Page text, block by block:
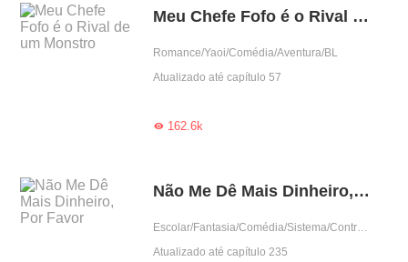
Meu Chefe Fofo é o Rival de um Monstro
Romance/Yaoi/Comédia/Aventura/BL
Atualizado até capítulo 57
162.6k
Não Me Dê Mais Dinheiro, Por Favor
Escolar/Fantasia/Comédia/Sistema/Contra-Ataque
Atualizado até capítulo 235